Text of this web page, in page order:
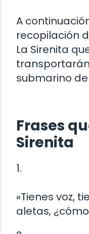
A
recopilación
La Sirenita
submarino
Frases
Sirenita
1.
«Tienes voz,
aletas,